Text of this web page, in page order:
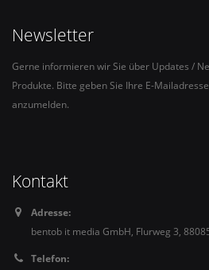
Newsletter
Gerne informieren wir Sie über Updates /
Produkte. Bitte geben Sie Ihre E-
anzumelden.
Kontakt
Adresse:
bentob it media GmbH, Flurweg 3,
Telefon: